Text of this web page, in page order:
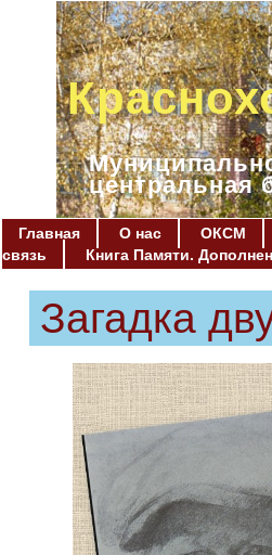
центральная
Главная О нас ОКСМ
связь
Книга Памяти.
Загадка